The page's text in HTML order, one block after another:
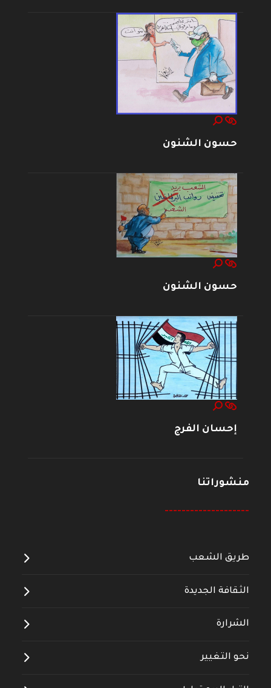
حسون الشنون
حسون الشنون
إحسان الفرج
منشوراتنا
--------------------
طريق الشعب
الثقافة الجديدة
الشرارة
نحو التغيير